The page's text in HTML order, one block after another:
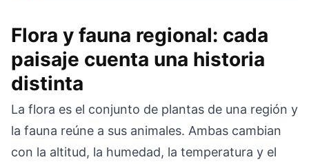
Flora y fauna regional: cada
paisaje cuenta una historia
distinta
La flora es el conjunto de plantas de una región y
la fauna reúne a sus animales. Ambas cambian
con la altitud, la humedad, la temperatura y el